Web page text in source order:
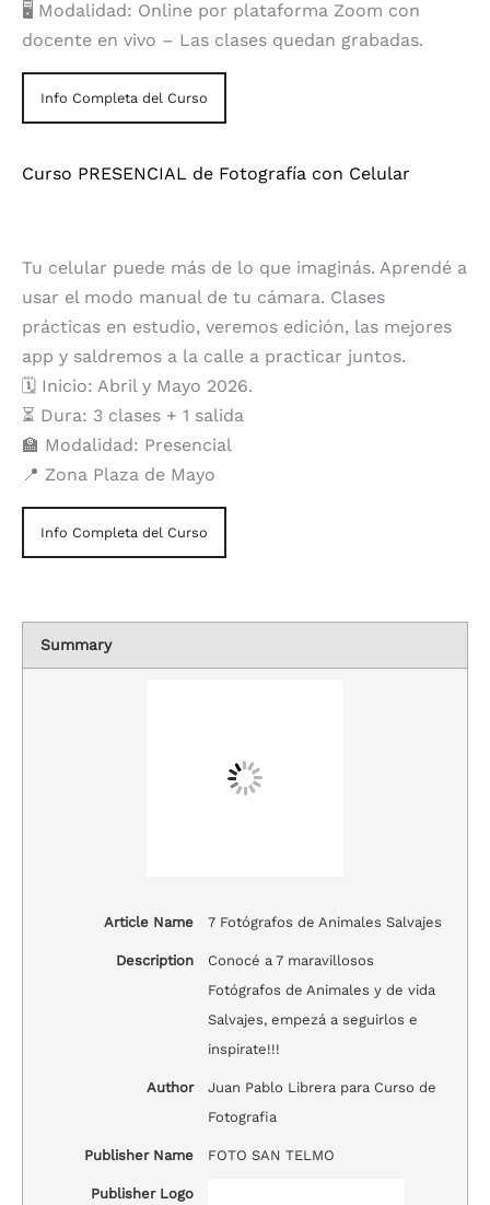
🖥️ Modalidad: Online por plataforma Zoom con
docente en vivo – Las clases quedan grabadas.
Info Completa del Curso
Curso PRESENCIAL de Fotografía con Celular
Tu celular puede más de lo que imaginás. Aprendé a
usar el modo manual de tu cámara. Clases
prácticas en estudio, veremos edición, las mejores
app y saldremos a la calle a practicar juntos.
🗓️ Inicio: Abril y Mayo 2026.
⏳ Dura: 3 clases + 1 salida
🏫 Modalidad: Presencial
📍 Zona Plaza de Mayo
Info Completa del Curso
Summary
Article Name 7 Fotógrafos de Animales Salvajes
Description
Conocé a 7 maravillosos
Fotógrafos de Animales y de vida
Salvajes, empezá a seguirlos e
inspirate!!!
Author
Juan Pablo Librera para Curso de
Fotografia
Publisher Name FOTO SAN TELMO
Publisher Logo